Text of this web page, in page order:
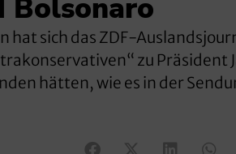
Bolsonaro
hat sich das ZDF-
zu Präsident
hätten, wie es in der